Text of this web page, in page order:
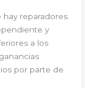
reparadores
y
a los
por parte de